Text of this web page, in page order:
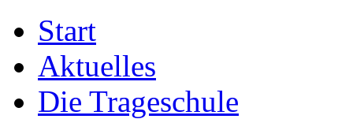
Start
Aktuelles
Die Trageschule